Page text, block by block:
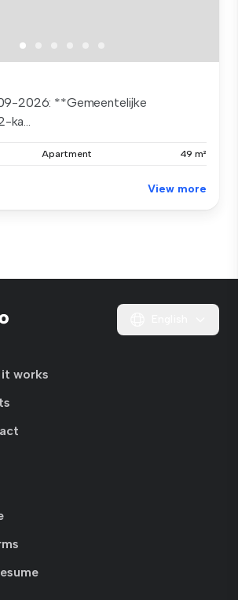
2026: **Gemeentelijke
Apartment 49 m²
View more
works